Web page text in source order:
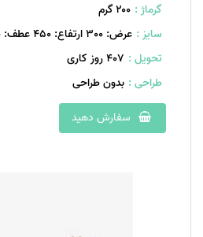
گرماژ : ۲۰۰ گرم
سایز : عرض: 300 ارتفاع: 450 عطف: 120 میلیمتر
تحویل : 407 روز کاری
طراحی : بدون طراحی
سفارش دهید